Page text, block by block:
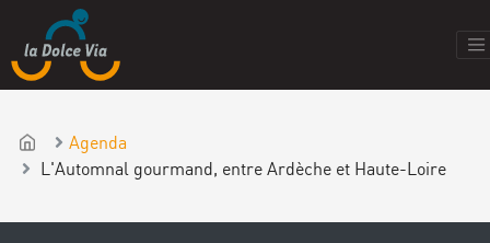
Agenda
L'Automnal gourmand, entre Ardèche et Haute-Loire